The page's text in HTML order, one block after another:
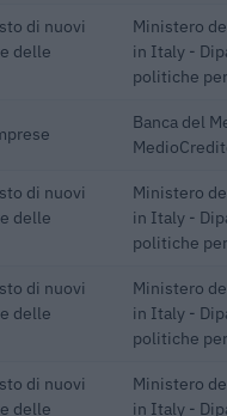
di nuovi
delle
Ministero
in Italy -
politiche per
Banca del
di nuovi
delle
Ministero
in Italy -
politiche per
di nuovi
delle
Ministero
in Italy -
politiche per
di nuovi
delle
Ministero
in Italy -